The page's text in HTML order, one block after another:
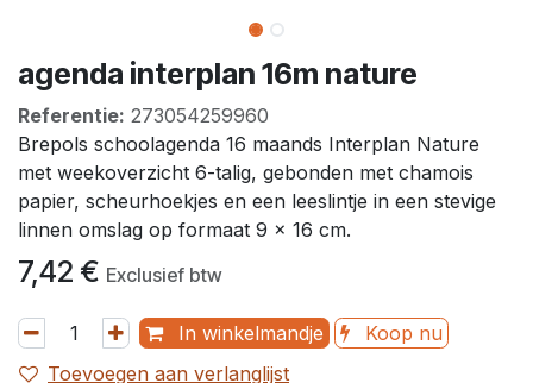
agenda interplan 16m nature
Referentie: 273054259960
Brepols schoolagenda 16 maands Interplan Nature
met weekoverzicht 6-talig, gebonden met chamois
papier, scheurhoekjes en een leeslintje in een stevige
linnen omslag op formaat 9 x 16 cm.
7,42 € Exclusief btw
In winkelmandje
Koop nu
Toevoegen aan verlanglijst